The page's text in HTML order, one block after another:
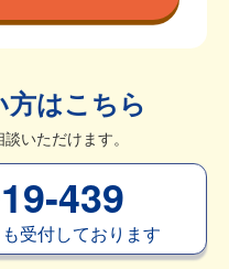
方はこちら
いただけます。
439
受付しております